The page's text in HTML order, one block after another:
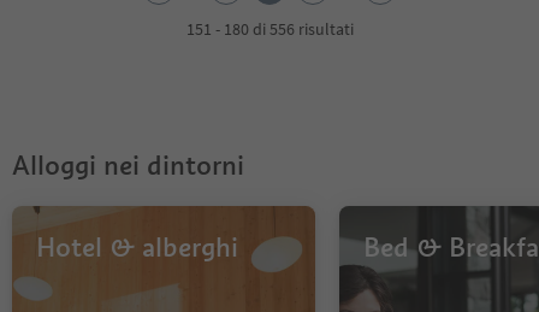
10
12
15
151 - 180 di 556 risultati
Alloggi nei dintorni
Hotel & alberghi Bed &